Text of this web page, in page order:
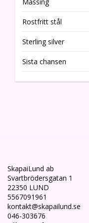
Mässing
Rostfritt stål
Sterling silver
Sista chansen
SkapaiLund ab
Svartbrödersgatan 1
22350 LUND
kontakt@skapailund.se
046-303676
5567091961